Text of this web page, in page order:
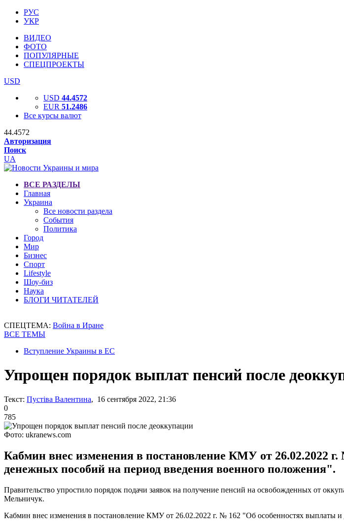
РУС
УКР
ВИДЕО
ФОТО
ПОПУЛЯРНЫЕ
СПЕЦПРОЕКТЫ
USD
USD 44.4572
EUR 51.2486
Все курсы валют
44.4572
Авторизация
Поиск
UA
ВСЕ РАЗДЕЛЫ
Главная
Украина
Все новости раздела
События
Политика
Город
Мир
Бизнес
Спорт
Lifestyle
Шоу-биз
Наука
БЛОГИ ЧИТАТЕЛЕЙ
СПЕЦТЕМА: Война в Иране
ВСЕ ТЕМЫ
Вступление Украины в ЕС
Упрощен порядок выплат пенсий после
Текст: Пустіва Валентина, 16 сентября 2022, 21:36
0
785
Фото: ukranews.com
Кабмин внес изменения в постановление КМУ от 26.02.2022
денежных пособий на период введения военного положения".
Правительство упростило порядок подачи заявок на получение пенсий на освобожденных от
Мельничук.
Кабмин внес изменения в постановление КМУ от 26.02.2022 г. № 162 "Об особенностях выплаты